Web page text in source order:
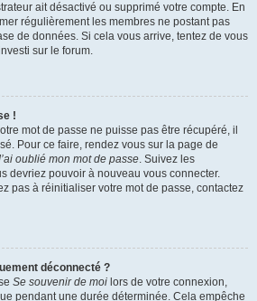
ait désactivé ou supprimé votre compte. En
régulièrement les membres ne postant pas
de données. Si cela vous arrive, tentez de vous
sur le forum.
!
mot de passe ne puisse pas être récupéré, il
Pour ce faire, rendez vous sur la page de
oublié mon mot de passe. Suivez les
devriez pouvoir à nouveau vous connecter.
pas à réinitialiser votre mot de passe, contactez
déconnecté ?
Se souvenir de moi lors de votre connexion,
pendant une durée déterminée. Cela empêche